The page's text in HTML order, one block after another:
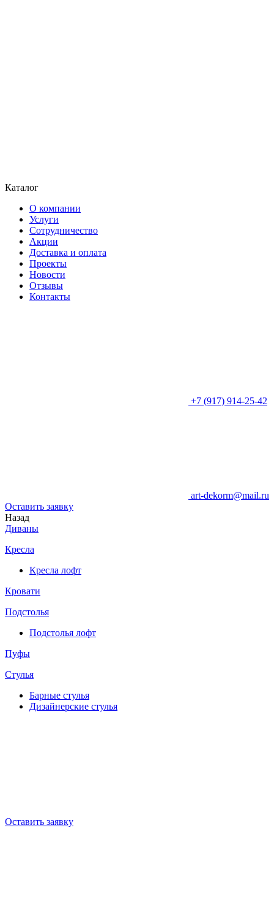
Каталог
О компании
Услуги
Сотрудничество
Акции
Доставка и оплата
Проекты
Новости
Отзывы
Контакты
+7 (917) 914-25-42
art-dekorm@mail.ru
Оставить заявку
Назад
Диваны
Кресла
Кресла лофт
Кровати
Подстолья
Подстолья лофт
Пуфы
Стулья
Барные cтулья
Дизайнерские cтулья
Оставить заявку